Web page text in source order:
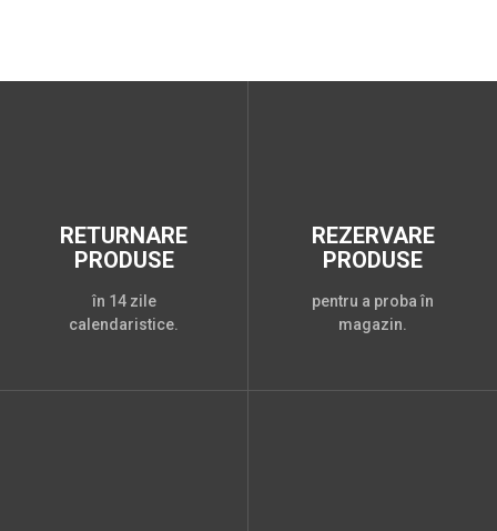
RETURNARE
PRODUSE
în 14 zile
calendaristice.
REZERVARE
PRODUSE
pentru a proba în
magazin.